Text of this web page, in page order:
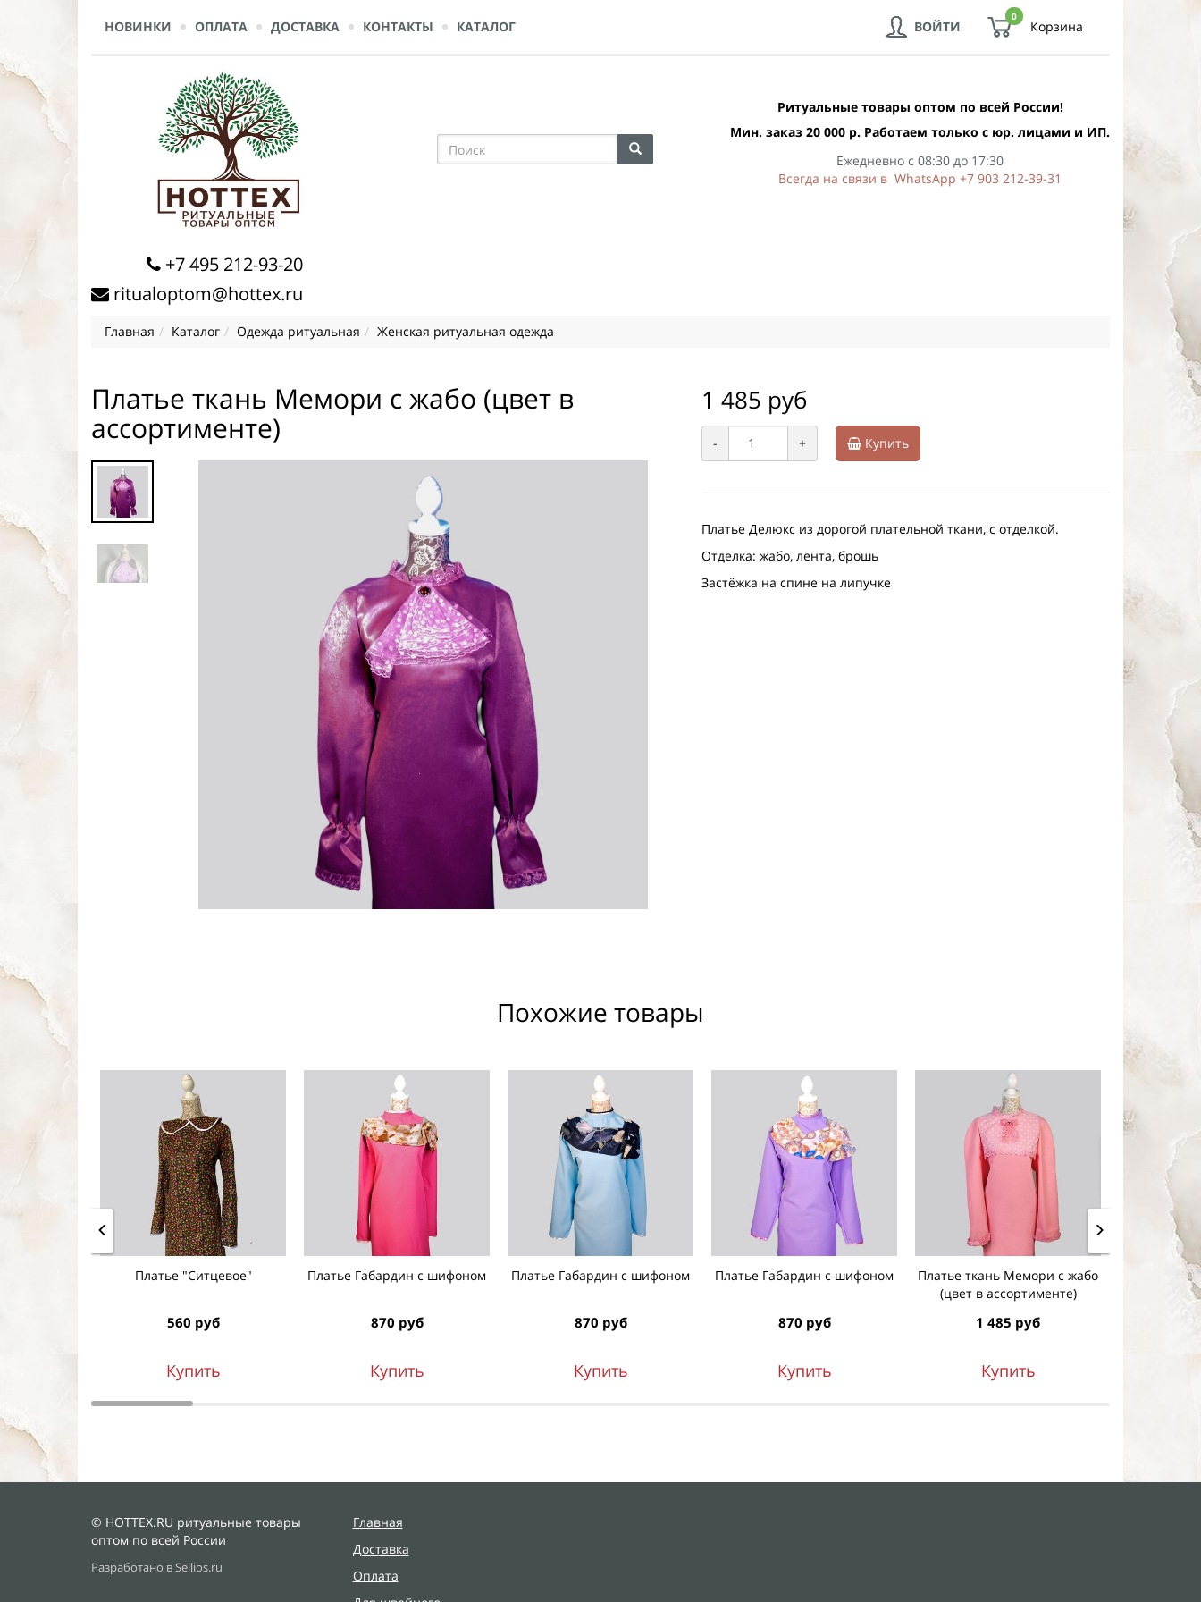
НОВИНКИ ОПЛАТА ДОСТАВКА КОНТАКТЫ КАТАЛОГ
0
Корзина
ВОЙТИ
Ритуальные товары оптом по всей России!
Мин. заказ 20 000 р. Работаем только с юр. лицами и ИП.
Ежедневно с 08:30 до 17:30
Всегда на связи в WhatsApp +7 903 212-39-31
+7 495 212-93-20
ritualoptom@hottex.ru
Главная Каталог Одежда ритуальная Женская ритуальная одежда
Платье ткань Мемори с жабо (цвет в
ассортименте)
1 485 руб
- + Купить
Платье Делюкс из дорогой плательной ткани, с отделкой.
Отделка: жабо, лента, брошь
Застёжка на спине на липучке
Похожие товары
Платье "Ситцевое"
560 руб
Купить
Платье Габардин с шифоном
870 руб
Купить
Платье Габардин с шифоном
870 руб
Купить
Платье Габардин с шифоном
870 руб
Купить
Платье ткань Мемори с жабо
(цвет в ассортименте)
1 485 руб
Купить
Платье
(цвет в
© HOTTEX.RU ритуальные товары
оптом по всей России
Разработано в Sellios.ru
Главная
Доставка
Оплата